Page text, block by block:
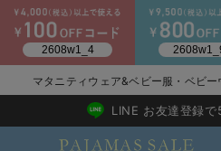
マタニティウェア&ベビー服・ベビー
2026/
送料495円(一部地域を除く)
LINE お友達登録